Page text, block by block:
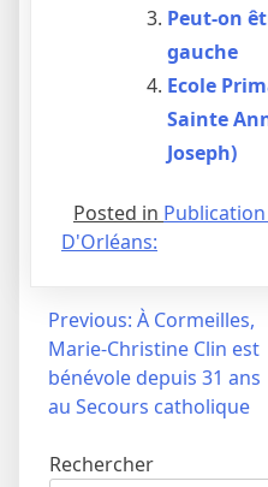
Peut-on
gauche
Ecole
Sainte
Joseph)
Posted in
D'Orléans:
Navigation
l’article
Previous: À Cormeilles,
Marie-Christine Clin est
bénévole depuis 31 ans
au Secours catholique
Rechercher